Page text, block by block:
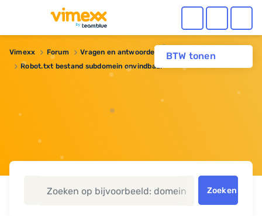
BTW tonen
Vimexx Forum
Vragen en antwoorden
Robot.txt bestand subdomein onvindbaar
Zoeken